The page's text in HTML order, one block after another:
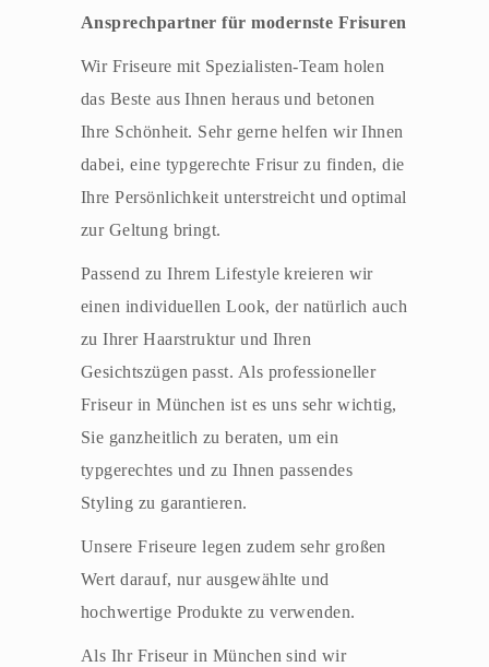
Ansprechpartner für modernste Frisuren
Wir Friseure mit Spezialisten-Team holen
das Beste aus Ihnen heraus und betonen
Ihre Schönheit. Sehr gerne helfen wir Ihnen
dabei, eine typgerechte Frisur zu finden, die
Ihre Persönlichkeit unterstreicht und optimal
zur Geltung bringt.
Passend zu Ihrem Lifestyle kreieren wir
einen individuellen Look, der natürlich auch
zu Ihrer Haarstruktur und Ihren
Gesichtszügen passt. Als professioneller
Friseur in München ist es uns sehr wichtig,
Sie ganzheitlich zu beraten, um ein
typgerechtes und zu Ihnen passendes
Styling zu garantieren.
Unsere Friseure legen zudem sehr großen
Wert darauf, nur ausgewählte und
hochwertige Produkte zu verwenden.
Als Ihr Friseur in München sind wir